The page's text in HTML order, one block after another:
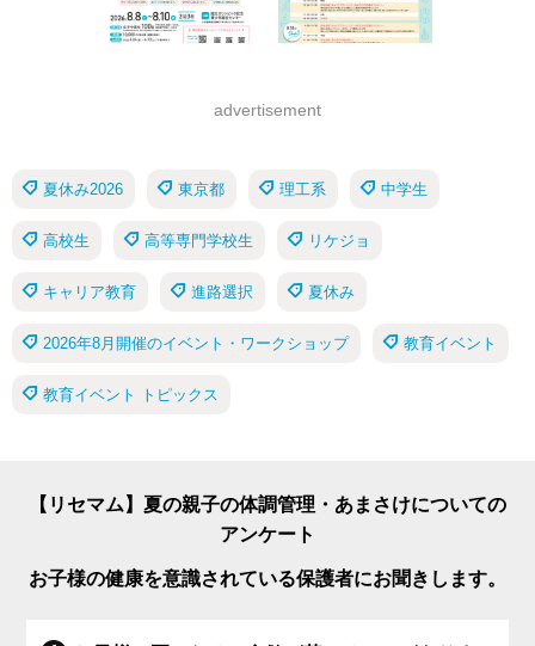
advertisement
夏休み2026 東京都 理工系 中学生
高校生 高等専門学校生 リケジョ
キャリア教育 進路選択 夏休み
2026年8月開催のイベント・ワークショップ 教育イベント
教育イベント トピックス
【リセマム】夏の親子の体調管理・あまさけについての
アンケート
お子様の健康を意識されている保護者にお聞きします。